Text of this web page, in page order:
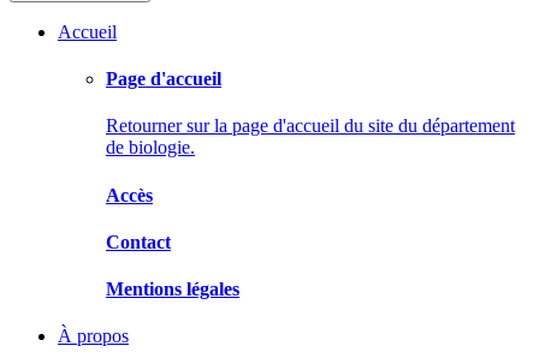
Accueil
Page d'accueil
Retourner sur la page d'accueil du site du département
de biologie.
Accès
Contact
Mentions légales
À propos